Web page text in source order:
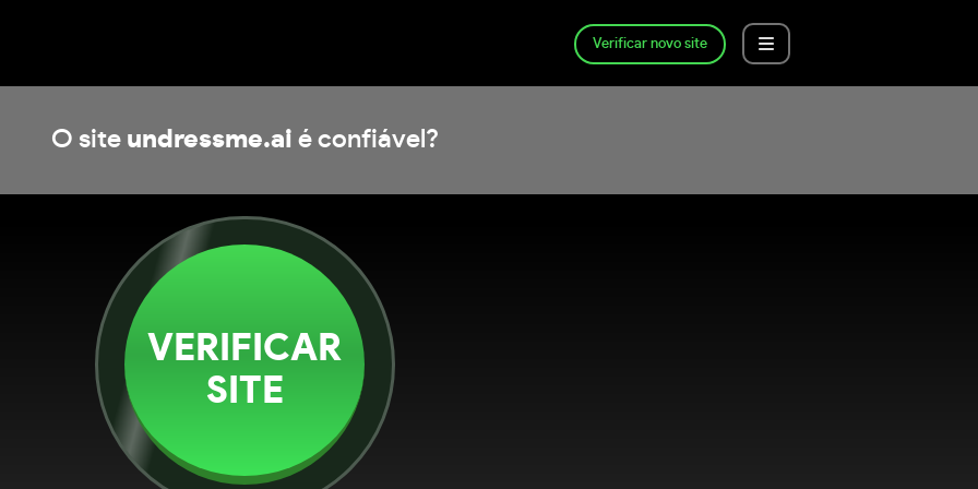
Verificar novo site
O site undressme.ai é confiável?
VERIFICAR
SITE